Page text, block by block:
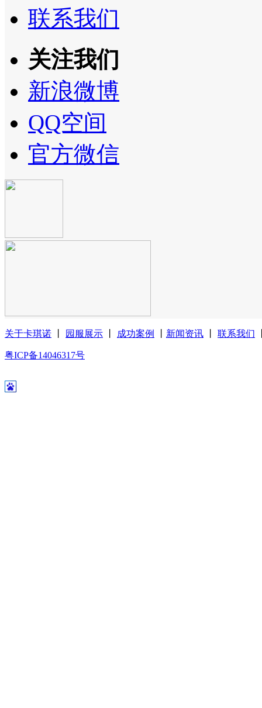
联系我们
关注我们
新浪微博
QQ空间
官方微信
关于卡琪诺 园服展示 成功案例 新闻资讯 联系我们
粤ICP备14046317号